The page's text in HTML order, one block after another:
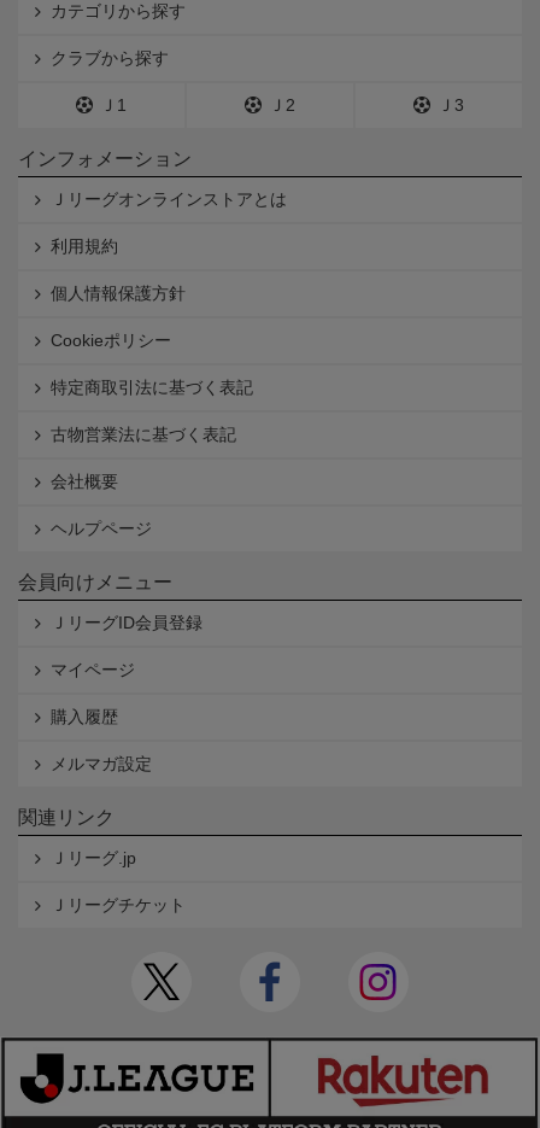
カテゴリから探す
クラブから探す
Ｊ1 Ｊ2 Ｊ3
インフォメーション
Ｊリーグオンラインストアとは
利用規約
個人情報保護方針
Cookieポリシー
特定商取引法に基づく表記
古物営業法に基づく表記
会社概要
ヘルプページ
会員向けメニュー
ＪリーグID会員登録
マイページ
購入履歴
メルマガ設定
関連リンク
Ｊリーグ.jp
Ｊリーグチケット